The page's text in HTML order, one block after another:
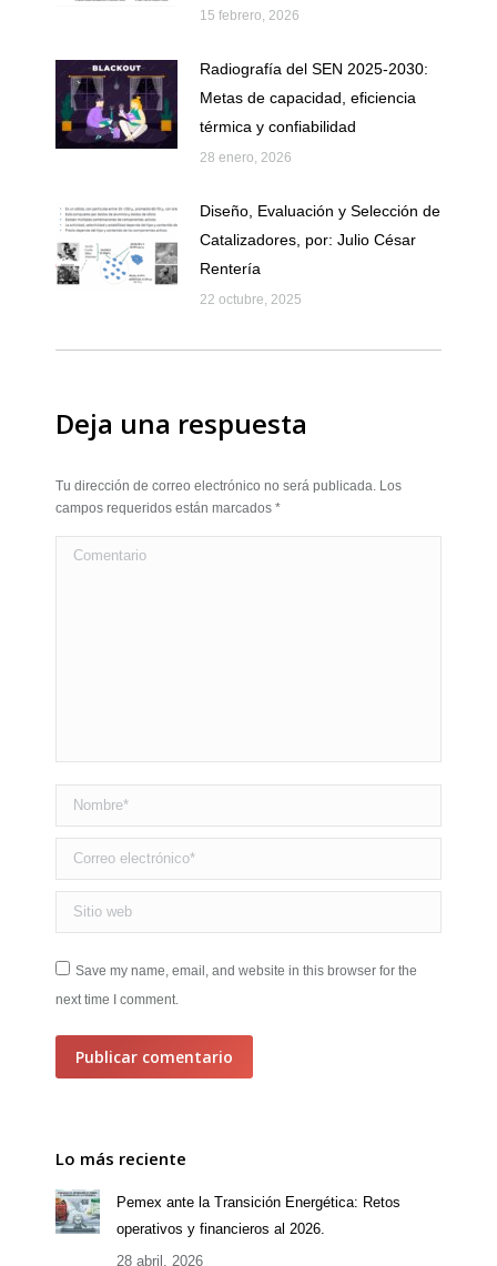
15 febrero, 2026
Radiografía del SEN 2025-2030:
Metas de capacidad, eficiencia
térmica y confiabilidad
28 enero, 2026
Diseño, Evaluación y Selección de
Catalizadores, por: Julio César
Rentería
22 octubre, 2025
Deja una respuesta
Tu dirección de correo electrónico no será publicada. Los
campos requeridos están marcados *
Comentario
Nombre *
Correo electrónico *
Sitio web
Save my name, email, and website in this browser for the
next time I comment.
Publicar comentario
Lo más reciente
Pemex ante la Transición Energética: Retos
operativos y financieros al 2026.
28 abril, 2026